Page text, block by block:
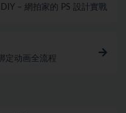
– 網拍家的 PS 設計實戰
定动画全流程